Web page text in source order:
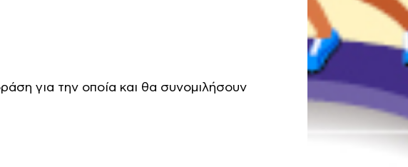
για την οποία και θα συνομιλήσουν